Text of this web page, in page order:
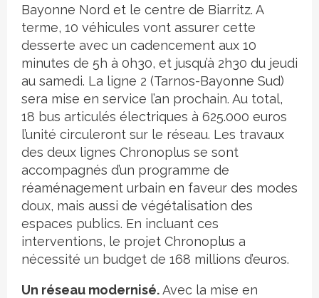
Bayonne Nord et le centre de Biarritz. A
terme, 10 véhicules vont assurer cette
desserte avec un cadencement aux 10
minutes de 5h à 0h30, et jusqu’à 2h30 du jeudi
au samedi. La ligne 2 (Tarnos-Bayonne Sud)
sera mise en service l’an prochain. Au total,
18 bus articulés électriques à 625.000 euros
l’unité circuleront sur le réseau. Les travaux
des deux lignes Chronoplus se sont
accompagnés d’un programme de
réaménagement urbain en faveur des modes
doux, mais aussi de végétalisation des
espaces publics. En incluant ces
interventions, le projet Chronoplus a
nécessité un budget de 168 millions d’euros.
Un réseau modernisé.Avec la mise en